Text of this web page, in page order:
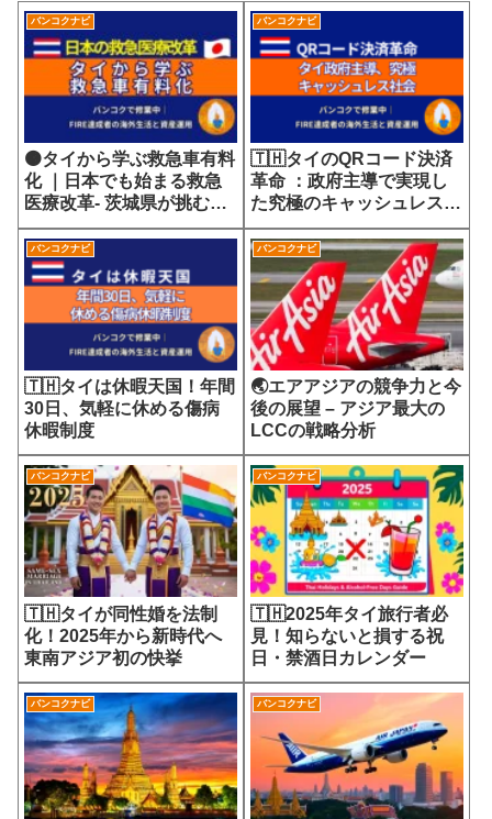
バンコクナビ
🟠タイから学ぶ救急車有料
化 ｜日本でも始まる救急
医療改革- 茨城県が挑む
7700円の選定療養費が示
す医療サービスの未来
バンコクナビ
🇹🇭タイのQRコード決済
革命 ：政府主導で実現し
た究極のキャッシュレス社
会
バンコクナビ
🇹🇭タイは休暇天国！年間
30日、気軽に休める傷病
休暇制度
バンコクナビ
🌏エアアジアの競争力と今
後の展望 – アジア最大の
LCCの戦略分析
バンコクナビ
🇹🇭タイが同性婚を法制
化！2025年から新時代へ
東南アジア初の快挙
バンコクナビ
🇹🇭2025年タイ旅行者必
見！知らないと損する祝
日・禁酒日カレンダー
バンコクナビ バンコクナビ